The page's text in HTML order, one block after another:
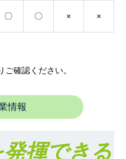
〇 〇 × ×
確認ください。
情報
揮できる